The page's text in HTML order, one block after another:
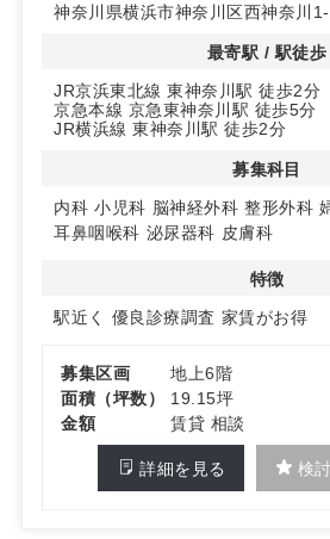
このエリアは競合するクリニックが
最適な環境です。特に皮膚科や耳鼻
◆1階に調剤薬局予定
1階には調剤薬局が入る予定で、ク
待できます。患者さんにとっても利
神奈川県横浜市神奈川区西神奈川
最寄駅 / 駅徒歩
JR京浜東北線 東神奈川駅 徒歩2分
京急本線 京急東神奈川駅 徒歩5分
JR横浜線 東神奈川駅 徒歩2分
募集科目
内科 小児科 脳神経外科 整形外科
耳鼻咽喉科 泌尿器科 皮膚科
特徴
駅近く
優良診療調査 家賃がお得
募集区画
地上6階
面積（坪数）
19.15坪
金額
賃貸 相談
詳細を見る 検